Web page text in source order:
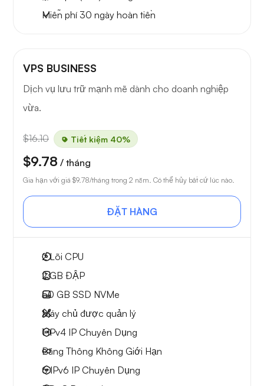
Miễn phí 30 ngày hoàn tiền
VPS BUSINESS
Dịch vụ lưu trữ mạnh mẽ dành cho doanh nghiệp
vừa.
$16.10 Tiết kiệm 40%
$9.78 / tháng
Gia hạn với giá $9.78/tháng trong 2 năm. Có thể hủy bất cứ lúc nào.
ĐẶT HÀNG
2Lõi CPU
2 GB ĐẬP
50 GB SSD NVMe
Máy chủ được quản lý
1 IPv4 IP Chuyên Dụng
Băng Thông Không Giới Hạn
6 IPv6 IP Chuyên Dụng